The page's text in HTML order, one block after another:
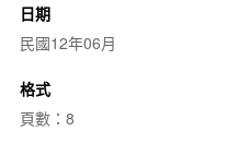
日期
民國12年06月
格式
頁數：8